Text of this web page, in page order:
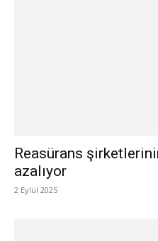
Reasürans
azalıyor
2 Eylül 2025